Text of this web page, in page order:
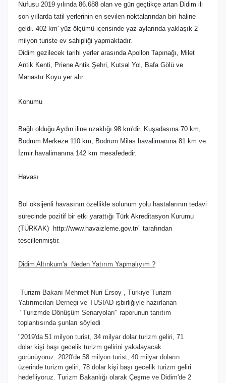
Nüfusu 2019 yılında 86.688 olan ve gün geçtikçe artan Didim ili
son yıllarda tatil yerlerinin en sevilen noktalarından biri haline
geldi. 402 km' yüz ölçümü içerisinde yaz aylarında yaklaşık 2
milyon turiste ev sahipliği yapmaktadır.
Didim gezilecek tarihi yerler arasında Apollon Tapınağı, Milet
Antik Kenti, Priene Antik Şehri, Kutsal Yol, Bafa Gölü ve
Manastır Koyu yer alır.
Konumu
Bağlı olduğu Aydın iline uzaklığı 98 km'dir. Kuşadasına 70 km,
Bodrum Merkeze 110 km, Bodrum Milas havalimanına 81 km ve
İzmir havalimanına 142 km mesafededir.
Havası
Bol oksijenli havasının özellikle solunum yolu hastalarının tedavi
sürecinde pozitif bir etki yarattığı Türk Akreditasyon Kurumu
(TÜRKAK) http://www.havaizleme.gov.tr/ tarafından
tescillenmiştir.
Didim Altınkum'a Neden Yatırım Yapmalıyım ?
Turizm Bakanı Mehmet Nuri Ersoy , Turkiye Turizm
Yatırımcıları Dernegi ve TÜSİAD işbirliğiyle hazırlanan
"Turizmde Dönüşüm Senaryoları" raporunun tanıtım
toplantısında şunları söyledi
"2019'da 51 milyon turist, 34 milyar dolar turizm geliri, 71
dolar kişi başı gecelik turizm gelirini yakalayacak
görünüyoruz. 2020'de 58 milyon turist, 40 milyar doların
üzerinde turizm geliri, 78 dolar kişi başı gecelik turizm geliri
hedefliyoruz. Turizm Bakanlığı olarak Çeşme ve Didim'de 2